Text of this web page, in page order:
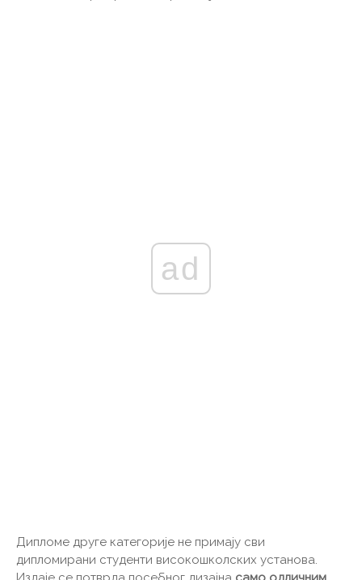
ad
Дипломе друге категорије не примају сви
дипломирани студенти високошколских установа.